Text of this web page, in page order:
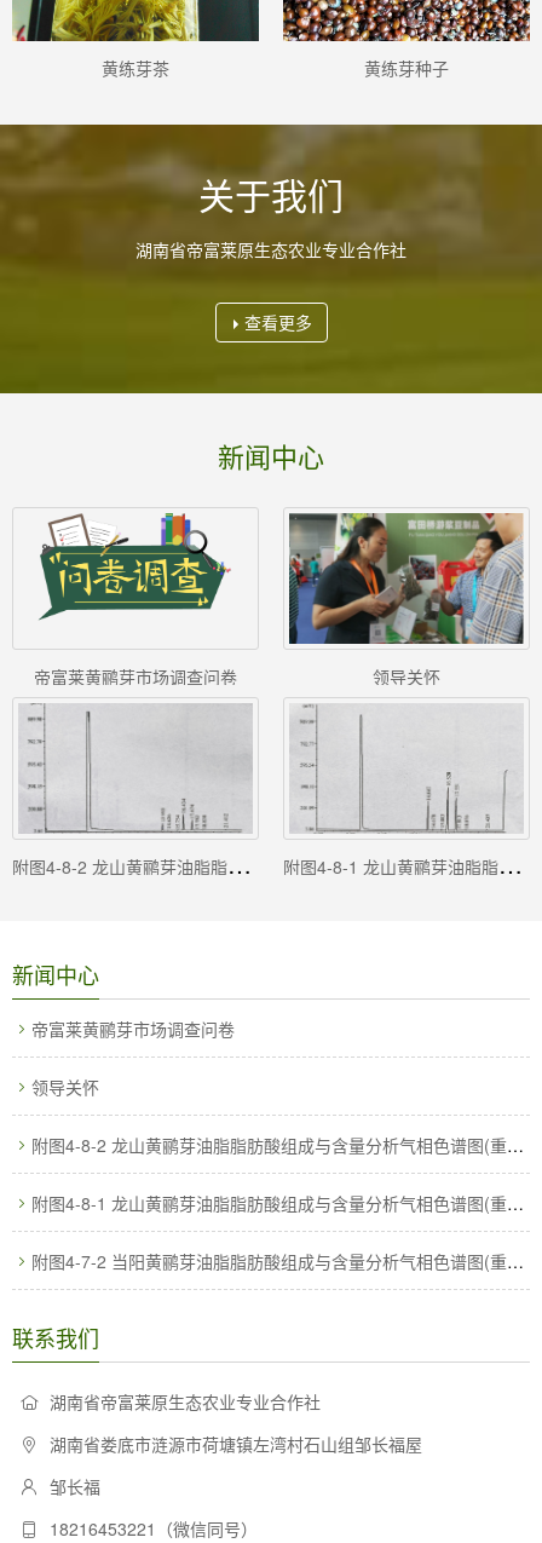
黄练芽茶 黄练芽种子
关于我们
湖南省帝富莱原生态农业专业合作社
查看更多
新闻中心
帝富莱黄鹂芽市场调查问卷 领导关怀
附
图4-8-2 龙山黄鹂芽油脂脂肪酸组成与含量分析气相色谱图(重复Ⅱ) 附
图4-8-1 龙山黄鹂芽油脂脂肪酸组成与含量分析气相色谱图(重复Ⅰ)
新闻中心
帝富莱黄鹂芽市场调查问卷
领导关怀
附图4-8-2 龙山黄鹂芽油脂脂肪酸组成与含量分析气相色谱图(重复Ⅱ)
附图4-8-1 龙山黄鹂芽油脂脂肪酸组成与含量分析气相色谱图(重复Ⅰ)
附图4-7-2 当阳黄鹂芽油脂脂肪酸组成与含量分析气相色谱图(重复Ⅱ)
联系我们
湖南省帝富莱原生态农业专业合作社
湖南省娄底市涟源市荷塘镇左湾村石山组邹长福屋
邹长福
18216453221（微信同号）